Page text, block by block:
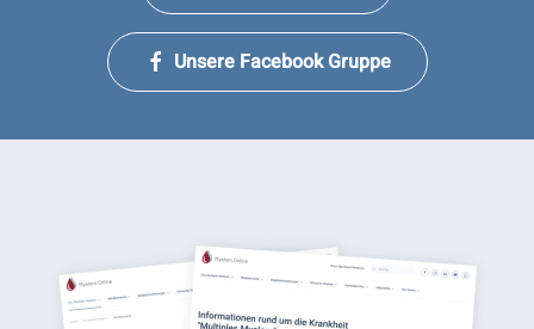
Unsere Facebook Gruppe